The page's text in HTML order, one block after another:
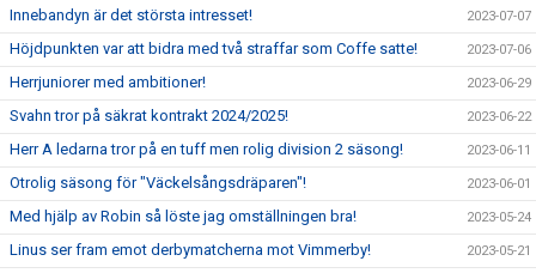
Innebandyn är det största intresset! 2023-07-07
Höjdpunkten var att bidra med två straffar som Coffe satte! 2023-07-06
Herrjuniorer med ambitioner! 2023-06-29
Svahn tror på säkrat kontrakt 2024/2025! 2023-06-22
Herr A ledarna tror på en tuff men rolig division 2 säsong! 2023-06-11
Otrolig säsong för "Väckelsångsdräparen"! 2023-06-01
Med hjälp av Robin så löste jag omställningen bra! 2023-05-24
Linus ser fram emot derbymatcherna mot Vimmerby! 2023-05-21